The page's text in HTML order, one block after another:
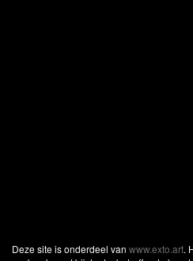
Deze site is onderdeel van www.exto.art.